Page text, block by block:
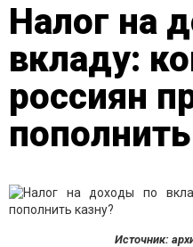
Налог на
вкладу:
россиян
Источник: